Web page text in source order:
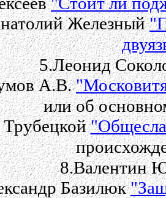
Железный
5.Леонид
А.В.
или об
8.Валентин
Базилюк